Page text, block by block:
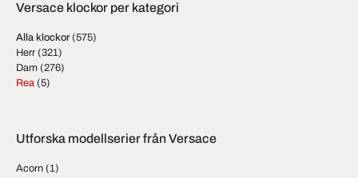
Versace klockor per kategori
Alla klockor(575)
Herr (321)
Dam (276)
Rea (5)
Utforska modellserier från Versace
Acorn (1)